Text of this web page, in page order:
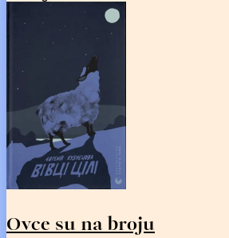
Ovce su na broju